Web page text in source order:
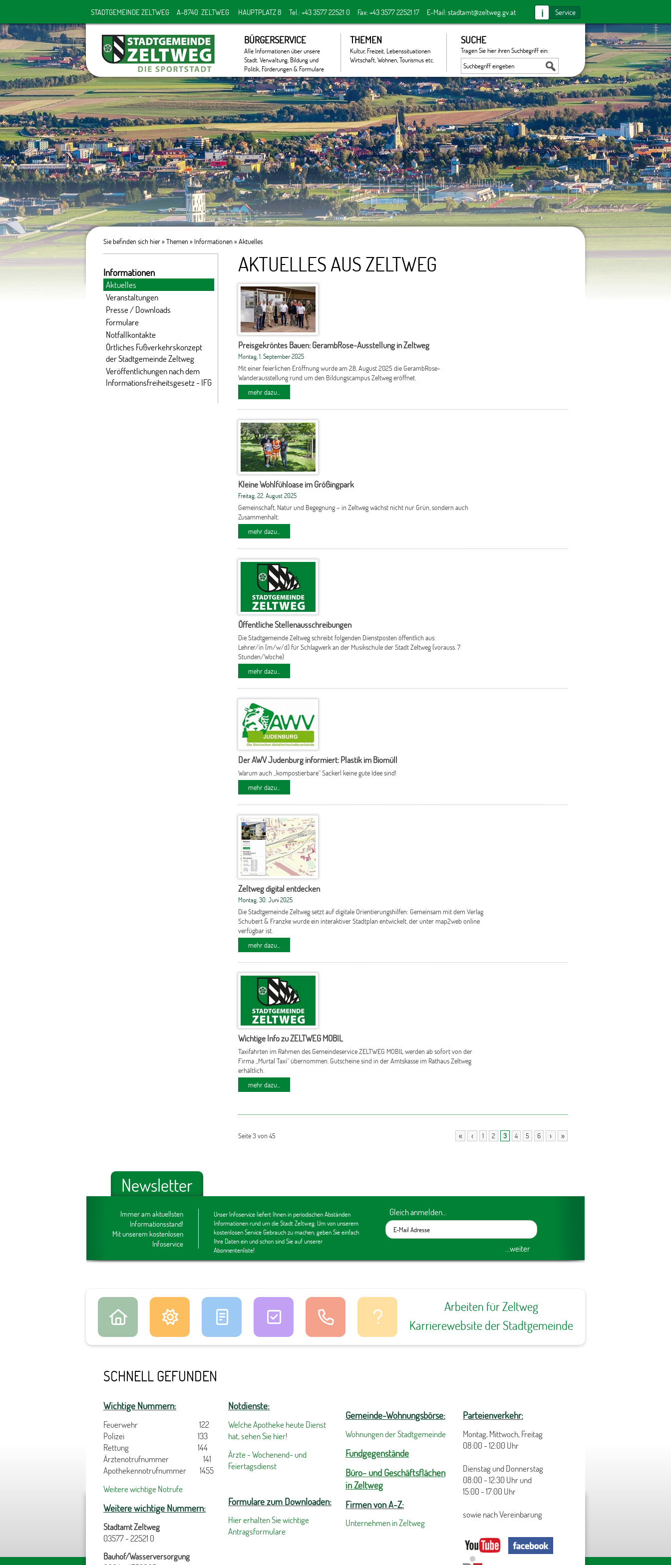
STADTGEMEINDE ZELTWEG A-8740 ZELTWEG HAUPTPLATZ 8 Tel.: +43 3577 22521 0 Fax: +43 3577 22521 17 E-Mail: stadtamt@zeltweg.gv.at i Service
BÜRGERSERVICE
Alle Informationen über unsere
Stadt. Verwaltung, Bildung und
Politik, Förderungen & Formulare
THEMEN
Kultur, Freizeit, Lebenssituationen
Wirtschaft, Wohnen, Tourismus etc.
SUCHE
Tragen Sie hier ihren Suchbegriff ein:
Sie befinden sich hier » Themen» Informationen» Aktuelles
AKTUELLES AUS ZELTWEG
Preisgekröntes Bauen: GerambRose-Ausstellung in Zeltweg
Montag, 1. September 2025
Mit einer feierlichen Eröffnung wurde am 28. August 2025 die GerambRose-
Wanderausstellung rund um den Bildungscampus Zeltweg eröffnet.
mehr dazu...
Kleine Wohlfühloase im Größingpark
Freitag, 22. August 2025
Gemeinschaft, Natur und Begegnung – in Zeltweg wächst nicht nur Grün, sondern auch
Zusammenhalt.
mehr dazu...
Öffentliche Stellenausschreibungen
Die Stadtgemeinde Zeltweg schreibt folgenden Dienstposten öffentlich aus:
Lehrer/in (m/w/d) für Schlagwerk an der Musikschule der Stadt Zeltweg (vorauss. 7
Stunden/Woche)
mehr dazu...
Der AWV Judenburg informiert: Plastik im Biomüll
Warum auch „kompostierbare“ Sackerl keine gute Idee sind!
mehr dazu...
Zeltweg digital entdecken
Montag, 30. Juni 2025
Die Stadtgemeinde Zeltweg setzt auf digitale Orientierungshilfen: Gemeinsam mit dem Verlag
Schubert & Franzke wurde ein interaktiver Stadtplan entwickelt, der unter map2web online
verfügbar ist.
mehr dazu...
Wichtige Info zu ZELTWEG MOBIL
Taxifahrten im Rahmen des Gemeindeservice ZELTWEG MOBIL werden ab sofort von der
Firma „Murtal Taxi“ übernommen. Gutscheine sind in der Amtskasse im Rathaus Zeltweg
erhältlich.
mehr dazu...
Seite 3 von 45 « ‹ 1 2 3 4 5 6 › »
Informationen
Aktuelles
Veranstaltungen
Presse / Downloads
Formulare
Notfallkontakte
Örtliches Fußverkehrskonzept
der Stadtgemeinde Zeltweg
Veröffentlichungen nach dem
Informationsfreiheitsgesetz - IFG
Newsletter
Immer am aktuellsten
Informationsstand!
Mit unserem kostenlosen
Infoservice
Unser Infoservice liefert Ihnen in periodischen Abständen
Informationen rund um die Stadt Zeltweg. Um von unserem
kostenlosen Service Gebrauch zu machen, geben Sie einfach
Ihre Daten ein und schon sind Sie auf unserer
Abonnentenliste!
Gleich anmelden...
Arbeiten für Zeltweg
Karrierewebsite der Stadtgemeinde
SCHNELL GEFUNDEN
Wichtige Nummern:
Feuerwehr 122
Polizei 133
Rettung 144
Ärztenotrufnummer 141
Apothekennotrufnummer 1455
Weitere wichtige Notrufe
Weitere wichtige Nummern:
Stadtamt Zeltweg
03577 - 22521 0
Bauhof/Wasserversorgung
Notdienste:
Welche Apotheke heute Dienst
hat, sehen Sie hier!
Ärzte - Wochenend- und
Feiertagsdienst
Formulare zum Downloaden:
Hier erhalten Sie wichtige
Antragsformulare
Gemeinde-Wohnungsbörse:
Wohnungen der Stadtgemeinde
Fundgegenstände
Büro- und Geschäftsflächen
in Zeltweg
Firmen von A-Z:
Unternehmen in Zeltweg
Parteienverkehr:
Montag, Mittwoch, Freitag
08:00 - 12:00 Uhr
Dienstag und Donnerstag
08:00 - 12:30 Uhr und
15:00 - 17:00 Uhr
sowie nach Vereinbarung